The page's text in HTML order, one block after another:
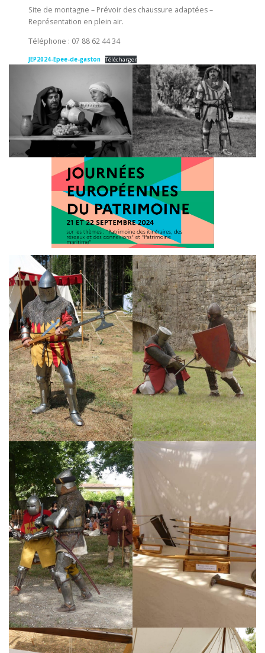
Site de montagne – Prévoir des chaussure adaptées –
Représentation en plein air.
Téléphone : 07 88 62 44 34
JEP2024-Epee-de-gaston Télécharger